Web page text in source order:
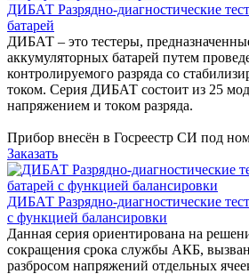
ДИБАТ Разрядно-диагностические
батарей
ДИБАТ – это тестеры,
аккумуляторных батарей путем
контролируемого разряда со
током. Серия ДИБАТ состоит из 25
напряжением и током разряда.
Прибор внесён в Госреестр СИ под
Заказать
ДИБАТ Разрядно-диагностические
с функцией балансировки
Данная серия ориентирована на
сокращения срока службы АКБ,
разбросом напряжений отдельных